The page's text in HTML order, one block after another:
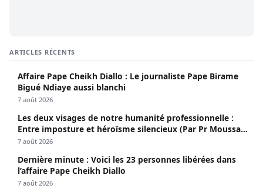
ARTICLES RÉCENTS
Affaire Pape Cheikh Diallo : Le journaliste Pape Birame
Bigué Ndiaye aussi blanchi
7 août 2026
Les deux visages de notre humanité professionnelle :
Entre imposture et héroïsme silencieux (Par Pr Moussa
Seydi)
7 août 2026
Dernière minute : Voici les 23 personnes libérées dans
l’affaire Pape Cheikh Diallo
7 août 2026